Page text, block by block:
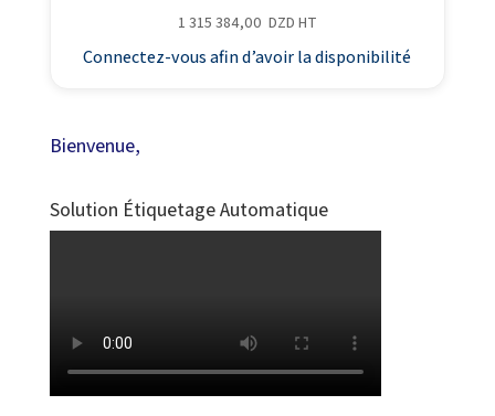
1 315 384,00 DZD HT
Connectez-vous afin d’avoir la disponibilité
Bienvenue,
Solution Étiquetage Automatique